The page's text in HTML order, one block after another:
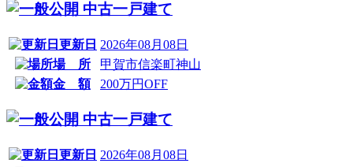
中古一戸建て
更新日 2026年08月08日
場 所
甲賀市信楽町神山
金 額
200万円OFF
中古一戸建て
更新日 2026年08月08日